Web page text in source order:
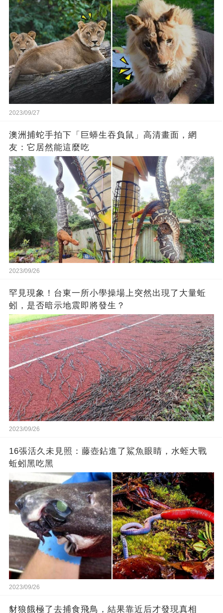
2023/09/27
澳洲捕蛇手拍下「巨蟒生吞負鼠」高清畫面，網
友：它居然能這麼吃
2023/09/26
罕見現象！台東一所小學操場上突然出現了大量蚯
蚓，是否暗示地震即將發生？
2023/09/26
16張活久未見照：藤壺鉆進了鯊魚眼睛，水蛭大戰
蚯蚓黑吃黑
2023/09/26
豺狼餓極了去捕食飛鳥，結果靠近后才發現真相